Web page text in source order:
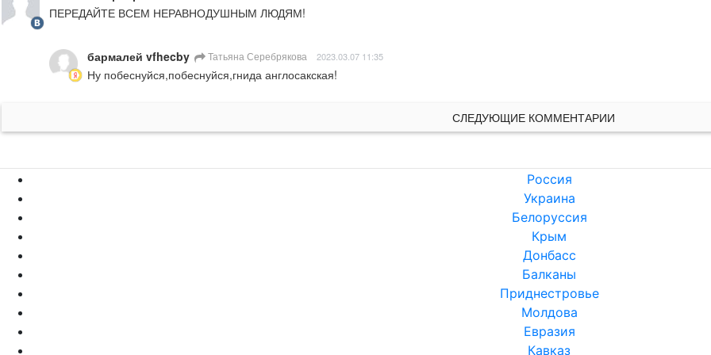
ПЕРЕДАЙТЕ ВСЕМ НЕРАВНОДУШНЫМ ЛЮДЯМ!
бармалей vfhecby Татьяна Серебрякова 2023.03.07 11:35
Ну побеснуйся,побеснуйся,гнида англосакская!
СЛЕДУЮЩИЕ КОММЕНТАРИИ
Россия
Украина
Белоруссия
Крым
Донбасс
Балканы
Приднестровье
Молдова
Евразия
Кавказ